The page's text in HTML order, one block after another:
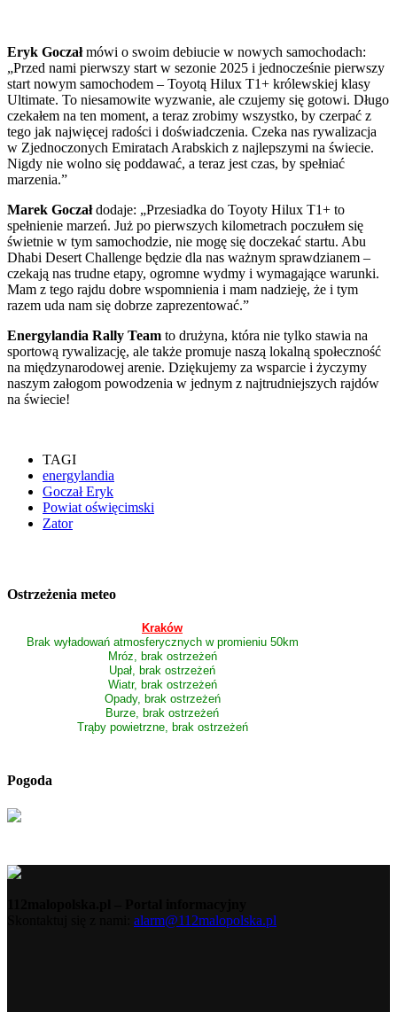
Eryk Goczałmówi o swoim debiucie w nowych samochodach:
„Przed nami pierwszy start w sezonie 2025 i jednocześnie pierwszy
start nowym samochodem – Toyotą Hilux T1+ królewskiej klasy
Ultimate. To niesamowite wyzwanie, ale czujemy się gotowi. Długo
czekałem na ten moment, a teraz zrobimy wszystko, by czerpać z
tego jak najwięcej radości i doświadczenia. Czeka nas rywalizacja
w Zjednoczonych Emiratach Arabskich z najlepszymi na świecie.
Nigdy nie wolno się poddawać, a teraz jest czas, by spełniać
marzenia.”
Marek Goczałdodaje: „Przesiadka do Toyoty Hilux T1+ to
spełnienie marzeń. Już po pierwszych kilometrach poczułem się
świetnie w tym samochodzie, nie mogę się doczekać startu. Abu
Dhabi Desert Challenge będzie dla nas ważnym sprawdzianem –
czekają nas trudne etapy, ogromne wydmy i wymagające warunki.
Mam z tego rajdu dobre wspomnienia i mam nadzieję, że i tym
razem uda nam się dobrze zaprezentować.”
Energylandia Rally Team to drużyna, która nie tylko stawia na
sportową rywalizację, ale także promuje naszą lokalną społeczność
na międzynarodowej arenie. Dziękujemy za wsparcie i życzymy
naszym załogom powodzenia w jednym z najtrudniejszych rajdów
na świecie!
TAGI
energylandia
Goczał Eryk
Powiat oświęcimski
Zator
Ostrzeżenia meteo
Kraków
Brak wyładowań atmosferycznych w promieniu 50km
Mróz, brak ostrzeżeń
Upał, brak ostrzeżeń
Wiatr, brak ostrzeżeń
Opady, brak ostrzeżeń
Burze, brak ostrzeżeń
Trąby powietrzne, brak ostrzeżeń
Pogoda
alarm@112malopolska.pl